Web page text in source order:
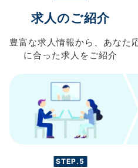
求人のご紹介
豊富な求人情報から、 あなた
に合った求人を ご紹介
STEP.5